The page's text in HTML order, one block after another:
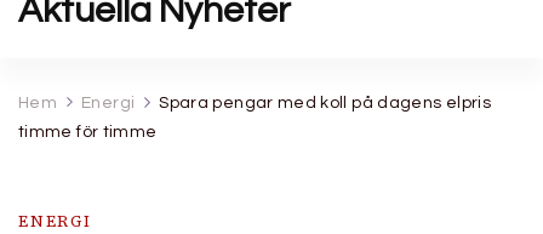
Aktuella Nyheter
Hem Energi
Spara pengar med koll på dagens elpris
timme för timme
ENERGI